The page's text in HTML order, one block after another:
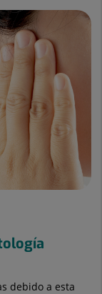
debido a esta